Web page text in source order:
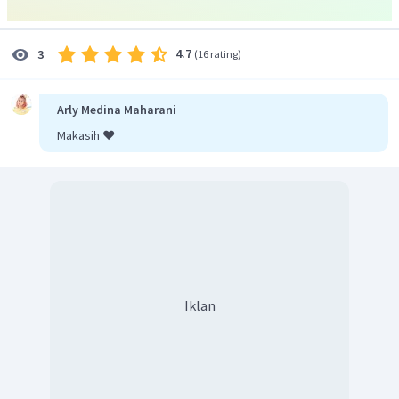
padaoption E tidak memiliki genotip hsehingga dalam
keturunannyatidak menghasilkan keturunan berwarna
tepat adalah A.
3 4.7 (16 rating)
Arly Medina Maharani
Makasih ❤️
Iklan